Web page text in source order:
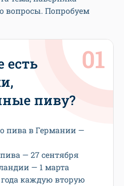
вопросы. Попробуем
есть
пиву?
пива в Германии —
— 27 сентября
— 1 марта
года каждую вторую